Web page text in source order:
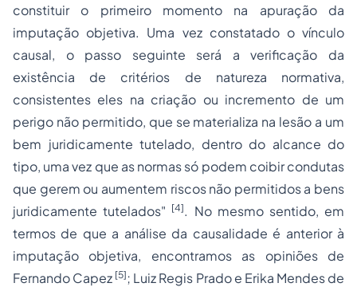
constituir o primeiro momento na apuração da
imputação objetiva. Uma vez constatado o vínculo
causal, o passo seguinte será a verificação da
existência de critérios de natureza normativa,
consistentes eles na criação ou incremento de um
perigo não permitido, que se materializa na lesão a um
bem juridicamente tutelado, dentro do alcance do
tipo, uma vez que as normas só podem coibir condutas
que gerem ou aumentem riscos não permitidos a bens
juridicamente tutelados" [4]. No mesmo sentido, em
termos de que a análise da causalidade é anterior à
imputação objetiva, encontramos as opiniões de
Fernando Capez [5] ; Luiz Regis Prado e Erika Mendes de